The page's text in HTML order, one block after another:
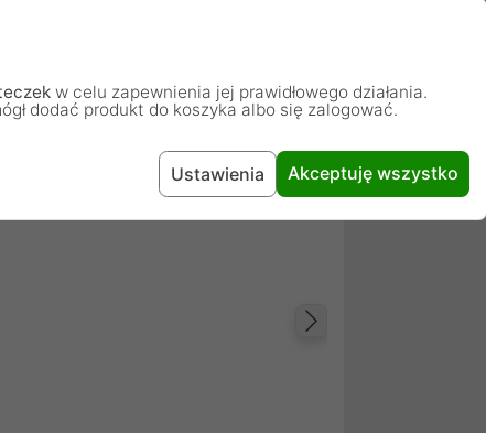
w celu zapewnienia jej prawidłowego działania.
dodać produkt do koszyka albo się zalogować.
Ustawienia Akceptuję wszystko